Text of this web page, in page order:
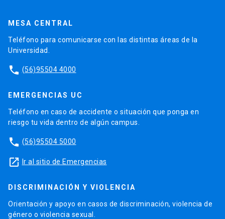
MESA CENTRAL
Teléfono para comunicarse con las distintas áreas de la
Universidad.
phone (56)95504 4000
EMERGENCIAS UC
Teléfono en caso de accidente o situación que ponga en
riesgo tu vida dentro de algún campus.
phone (56)95504 5000
launch Ir al sitio de Emergencias
DISCRIMINACIÓN Y VIOLENCIA
Orientación y apoyo en casos de discriminación, violencia de
género o violencia sexual.